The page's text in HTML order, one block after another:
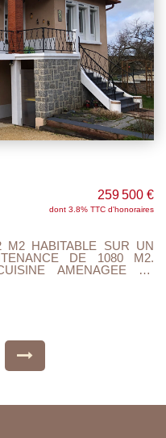
SON SILO , DOUBLE
CONFORME.
UN PUIT VIENNENT
QUE 2 BELLES CAVES
AVEC VUE
259 500 €
dont 3.8% TTC d'honoraires
HABITABLE SUR UN
DE 1080 M2.
AMENAGEE ET
A L'EGOUT. PROXIMITE
ET
TAXE